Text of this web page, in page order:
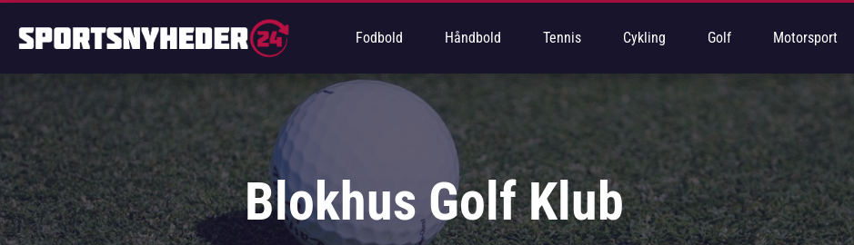
Fodbold Håndbold Tennis Cykling Golf Motorsport
Blokhus Golf Klub